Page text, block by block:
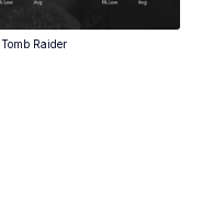
Raider